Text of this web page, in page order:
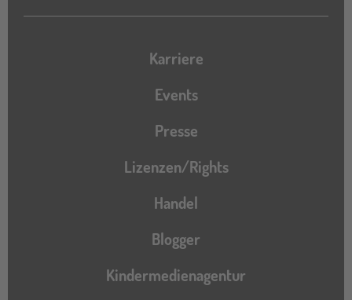
Karriere
Events
Presse
Lizenzen/Rights
Handel
Blogger
Kindermedienagentur